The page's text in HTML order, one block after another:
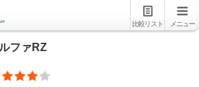
比較リスト メニュー
ファRZ